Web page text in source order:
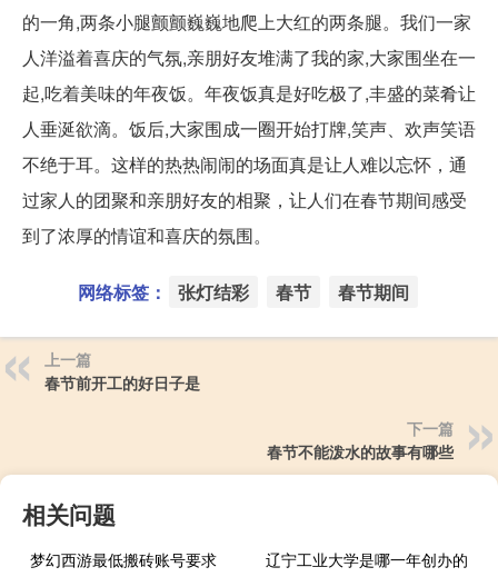
的一角,两条小腿颤颤巍巍地爬上大红的两条腿。我们一家
人洋溢着喜庆的气氛,亲朋好友堆满了我的家,大家围坐在一
起,吃着美味的年夜饭。年夜饭真是好吃极了,丰盛的菜肴让
人垂涎欲滴。饭后,大家围成一圈开始打牌,笑声、欢声笑语
不绝于耳。这样的热热闹闹的场面真是让人难以忘怀，通
过家人的团聚和亲朋好友的相聚，让人们在春节期间感受
到了浓厚的情谊和喜庆的氛围。
网络标签： 张灯结彩 春节 春节期间
上一篇
春节前开工的好日子是
下一篇
春节不能泼水的故事有哪些
相关问题
梦幻西游最低搬砖账号要求
辽宁工业大学是哪一年创办的